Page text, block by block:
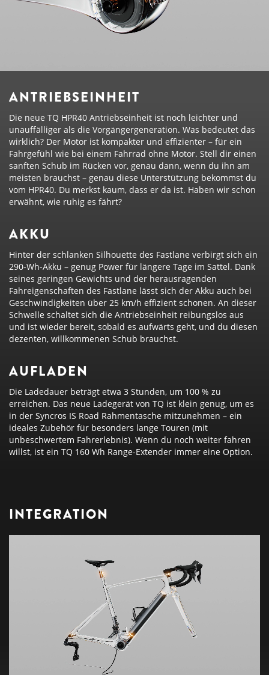
ANTRIEBSEINHEIT
Die neue TQ HPR40 Antriebseinheit ist noch leichter und
unauffälliger als die Vorgängergeneration. Was bedeutet das
wirklich? Der Motor ist kompakter und effizienter – für ein
Fahrgefühl wie bei einem Fahrrad ohne Motor. Stell dir einen
sanften Schub im Rücken vor, genau dann, wenn du ihn am
meisten brauchst – genau diese Unterstützung bekommst du
vom HPR40. Du merkst kaum, dass er da ist. Haben wir schon
erwähnt, wie ruhig es fährt?
AKKU
Hinter der schlanken Silhouette des Fastlane verbirgt sich ein
290-Wh-Akku – genug Power für längere Tage im Sattel. Dank
seines geringen Gewichts und der herausragenden
Fahreigenschaften des Fastlane lässt sich der Akku auch bei
Geschwindigkeiten über 25 km/h effizient schonen. An dieser
Schwelle schaltet sich die Antriebseinheit reibungslos aus
und ist wieder bereit, sobald es aufwärts geht, und du diesen
dezenten, willkommenen Schub brauchst.
AUFLADEN
Die Ladedauer beträgt etwa 3 Stunden, um 100 % zu
erreichen. Das neue Ladegerät von TQ ist klein genug, um es
in der Syncros IS Road Rahmentasche mitzunehmen – ein
ideales Zubehör für besonders lange Touren (mit
unbeschwertem Fahrerlebnis). Wenn du noch weiter fahren
willst, ist ein TQ 160 Wh Range-Extender immer eine Option.
INTEGRATION